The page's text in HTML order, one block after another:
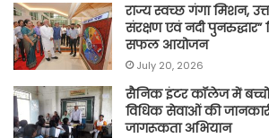
राज्य स्वच्छ गंगा मिशन,
संरक्षण एवं नदी
सफल आयोजन
July 20, 2026
सैनिक इंटर कॉलेज में बच्चों
विधिक सेवाओं की
जागरूकता अभियान